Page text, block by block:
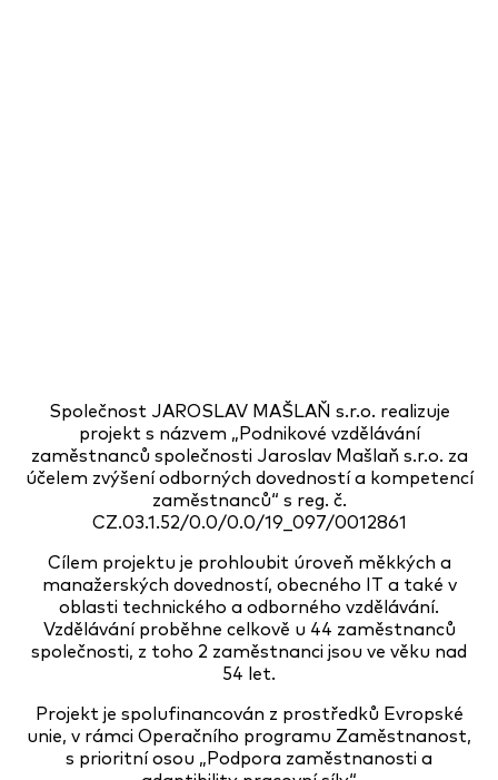
Společnost JAROSLAV MAŠLAŇ s.r.o. realizuje
projekt s názvem „Podnikové vzdělávání
zaměstnanců společnosti Jaroslav Mašlaň s.r.o. za
účelem zvýšení odborných dovedností a kompetencí
zaměstnanců“ s reg. č.
CZ.03.1.52/0.0/0.0/19_097/0012861
Cílem projektu je prohloubit úroveň měkkých a
manažerských dovedností, obecného IT a také v
oblasti technického a odborného vzdělávání.
Vzdělávání proběhne celkově u 44 zaměstnanců
společnosti, z toho 2 zaměstnanci jsou ve věku nad
54 let.
Projekt je spolufinancován z prostředků Evropské
unie, v rámci Operačního programu Zaměstnanost,
s prioritní osou „Podpora zaměstnanosti a